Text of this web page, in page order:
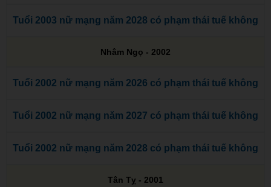
Tuổi 2003 nữ mạng năm 2028 có phạm thái tuế không
Nhâm Ngọ - 2002
Tuổi 2002 nữ mạng năm 2026 có phạm thái tuế không
Tuổi 2002 nữ mạng năm 2027 có phạm thái tuế không
Tuổi 2002 nữ mạng năm 2028 có phạm thái tuế không
Tân Tỵ - 2001